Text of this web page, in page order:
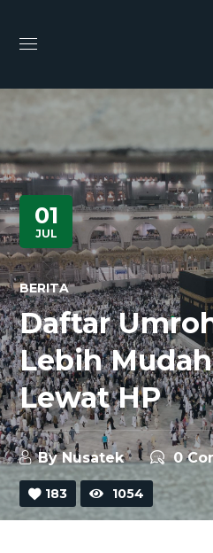
01
JUL
BERITA
Daftar
Lebih
Lewat HP
ByNusatek 0
183 1054